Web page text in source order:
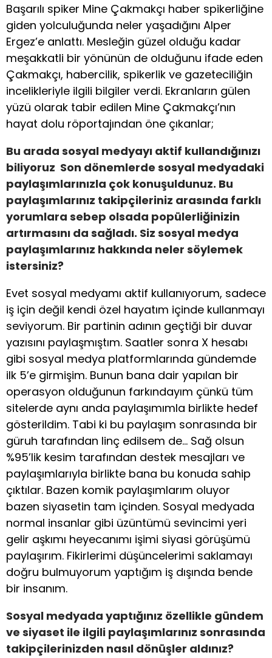
Başarılı spiker Mine Çakmakçı haber spikerliğine
giden yolculuğunda neler yaşadığını Alper
Ergez’e anlattı. Mesleğin güzel olduğu kadar
meşakkatli bir yönünün de olduğunu ifade eden
Çakmakçı, habercilik, spikerlik ve gazeteciliğin
incelikleriyle ilgili bilgiler verdi. Ekranların gülen
yüzü olarak tabir edilen Mine Çakmakçı’nın
hayat dolu röportajından öne çıkanlar;
Bu arada sosyal medyayı aktif kullandığınızı
biliyoruz Son dönemlerde sosyal medyadaki
paylaşımlarınızla çok konuşuldunuz. Bu
paylaşımlarınız takipçileriniz arasında farklı
yorumlara sebep olsada popülerliğinizin
artırmasını da sağladı. Siz sosyal medya
paylaşımlarınız hakkında neler söylemek
istersiniz?
Evet sosyal medyamı aktif kullanıyorum, sadece
iş için değil kendi özel hayatım içinde kullanmayı
seviyorum. Bir partinin adının geçtiği bir duvar
yazısını paylaşmıştım. Saatler sonra X hesabı
gibi sosyal medya platformlarında gündemde
ilk 5’e girmişim. Bunun bana dair yapılan bir
operasyon olduğunun farkındayım çünkü tüm
sitelerde aynı anda paylaşımımla birlikte hedef
gösterildim. Tabi ki bu paylaşım sonrasında bir
güruh tarafından linç edilsem de… Sağ olsun
%95’lik kesim tarafından destek mesajları ve
paylaşımlarıyla birlikte bana bu konuda sahip
çıktılar. Bazen komik paylaşımlarım oluyor
bazen siyasetin tam içinden. Sosyal medyada
normal insanlar gibi üzüntümü sevincimi yeri
gelir aşkımı heyecanımı işimi siyasi görüşümü
paylaşırım. Fikirlerimi düşüncelerimi saklamayı
doğru bulmuyorum yaptığım iş dışında bende
bir insanım.
Sosyal medyada yaptığınız özellikle gündem
ve siyaset ile ilgili paylaşımlarınız sonrasında
takipçilerinizden nasıl dönüşler aldınız?